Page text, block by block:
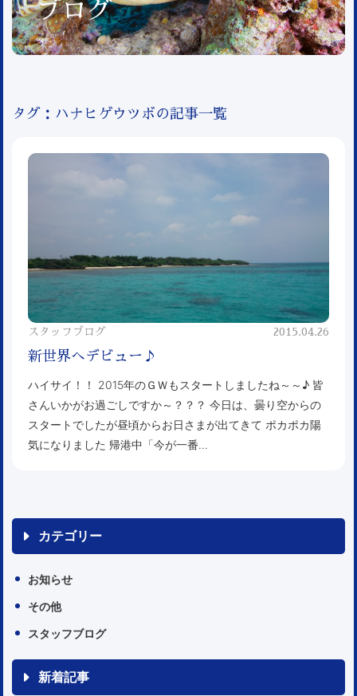
ブログ
タグ：ハナヒゲウツボの記事一覧
スタッフブログ 2015.04.26
新世界へデビュー♪
ハイサイ！！ 2015年のＧＷもスタートしましたね～～♪ 皆
さんいかがお過ごしですか～？？？ 今日は、曇り空からの
スタートでしたが昼頃からお日さまが出てきて ポカポカ陽
気になりました 帰港中「今が一番…
カテゴリー
お知らせ
その他
スタッフブログ
新着記事